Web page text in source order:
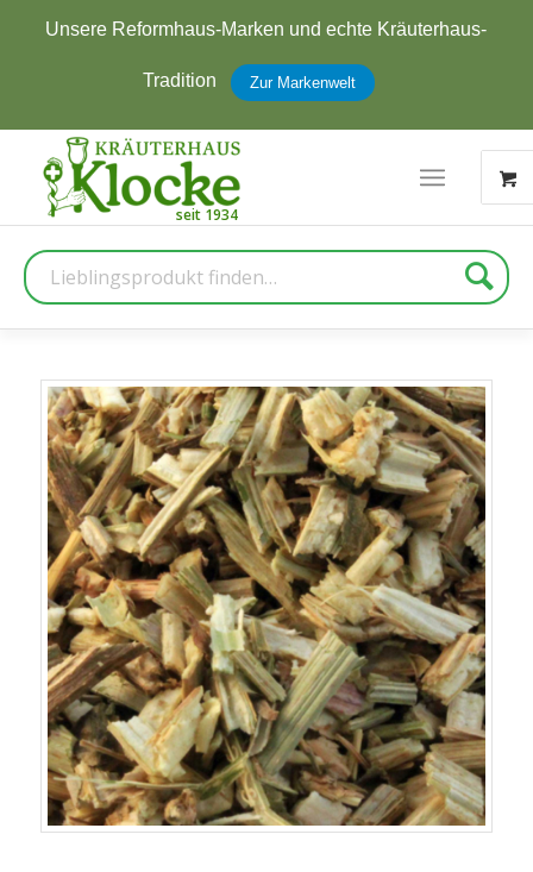
Unsere Reformhaus-Marken und echte Kräuterhaus-
Tradition Zur Markenwelt
Suche